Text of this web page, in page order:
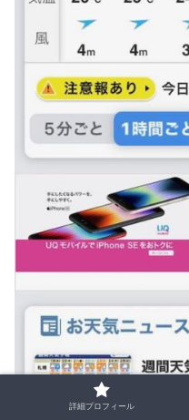
詳細プロフィール